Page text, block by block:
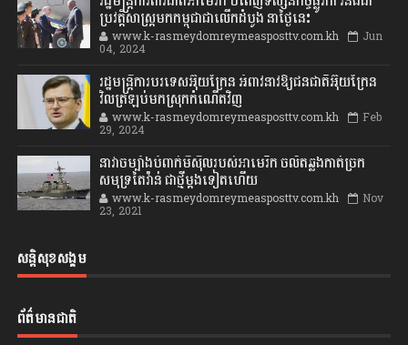
ប្រវត្តិសាស្រ្តមកកម្ពុជាជាលើកដំបូង នាថ្ងៃនេះ
www.k-rasmeydomreymeasposttv.com.kh Jun
04, 2024
រដ្ឋមន្ត្រីការបរទេសអ៊ុយក្រែន អំពាវនាវឱ្យជនជាតិអ៊ុយក្រែន
វិលត្រឡប់មកស្រុកកំណើតវិញ
www.k-rasmeydomreymeasposttv.com.kh Feb
29, 2024
នាវាចម្បាំងបំពាក់មីស៊ីលរបស់អាមេរិក ចល័តឆ្លងកាត់ច្រក
សមុទ្រតៃវ៉ាន់ ជាថ្មីម្តងទៀតហើយ
www.k-rasmeydomreymeasposttv.com.kh Nov
23, 2021
សន្តិសុខសង្គម
ព័ត៌មានជាតិ